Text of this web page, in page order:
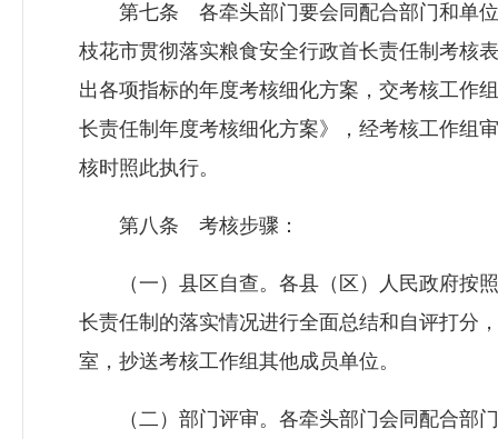
第七条 各牵头部门要会同配合部门和单位
枝花市贯彻落实粮食安全行政首长责任制考核
出各项指标的年度考核细化方案，交考核工作
长责任制年度考核细化方案》，经考核工作组
核时照此执行。
第八条 考核步骤：
（一）县区自查。各县（区）人民政府按照
长责任制的落实情况进行全面总结和自评打分
室，抄送考核工作组其他成员单位。
（二）部门评审。各牵头部门会同配合部门